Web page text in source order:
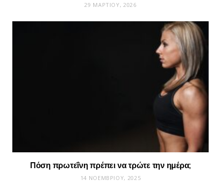
29 ΜΑΡΤΊΟΥ, 2026
Πόση πρωτεΐνη πρέπει να τρώτε την ημέρα;
14 ΝΟΕΜΒΡΊΟΥ, 2025